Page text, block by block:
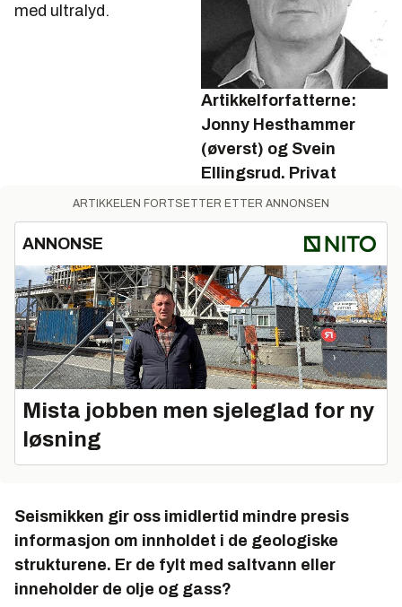
Artikkelforfatterne:
Jonny Hesthammer
(øverst) og Svein
Ellingsrud. Privat
med ultralyd.
ARTIKKELEN FORTSETTER ETTER ANNONSEN
ANNONSE
Mista jobben men sjeleglad for ny
løsning
Seismikken gir oss imidlertid mindre presis
informasjon om innholdet i de geologiske
strukturene. Er de fylt med saltvann eller
inneholder de olje og gass?